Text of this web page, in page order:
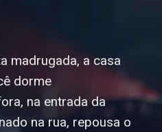
madrugada, a casa
dorme
na entrada da
na rua, repousa o